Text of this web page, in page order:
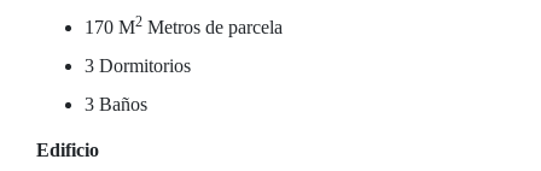
170 M2 Metros de parcela
3 Dormitorios
3 Baños
Edificio